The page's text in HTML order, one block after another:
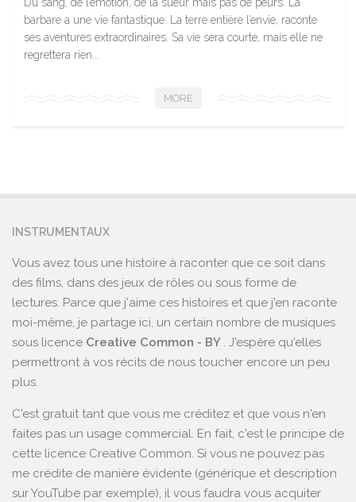
Du sang, de l’émotion, de la sueur mais pas de peurs. La
barbare a une vie fantastique. La terre entière l’envie, raconte
ses aventures extraordinaires. Sa vie sera courte, mais elle ne
regrettera rien...
MORE
INSTRUMENTAUX
Vous avez tous une histoire à raconter que ce soit dans
des films, dans des jeux de rôles ou sous forme de
lectures. Parce que j'aime ces histoires et que j'en raconte
moi-même, je partage ici, un certain nombre de musiques
sous licence Creative Common - BY . J'espère qu'elles
permettront à vos récits de nous toucher encore un peu
plus.
C'est gratuit tant que vous me créditez et que vous n'en
faites pas un usage commercial. En fait, c'est le principe de
cette licence Creative Common. Si vous ne pouvez pas
me crédite de manière évidente (générique et description
sur YouTube par exemple), il vous faudra vous acquiter